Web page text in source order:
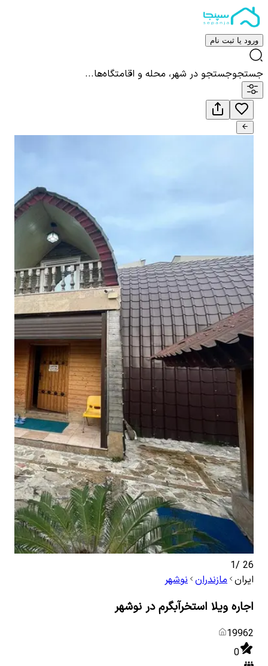
ورود یا ثبت نام
جستجوجستجو در شهر، محله و اقامتگاه‌ها...
26
/
1
ایران مازندران نوشهر
اجاره ویلا استخرآبگرم در نوشهر
19962
0